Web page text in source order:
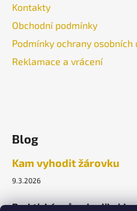
Kontakty
Obchodní podmínky
Podmínky ochrany osobních
Reklamace a vrácení
Blog
Kam vyhodit žárovku
9.3.2026
Praktický průvodce